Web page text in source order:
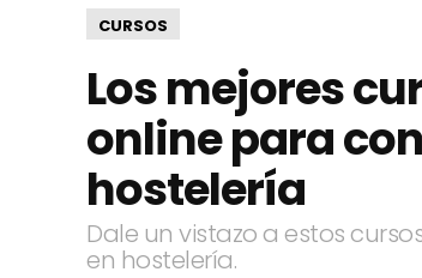
CURSOS
Los mejores
online para
hostelería
Dale un vistazo a estos
en hostelería.